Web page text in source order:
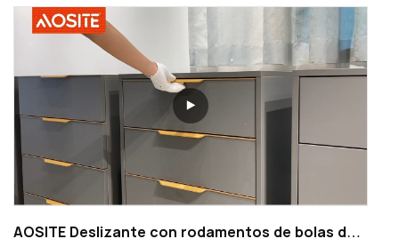
AOSITE Deslizante con rodamentos de bolas de